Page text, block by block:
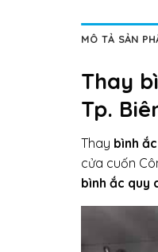
MÔ TẢ SẢN
Thay
Tp.
Thay bình
cửa cuốn
bình ắc quy